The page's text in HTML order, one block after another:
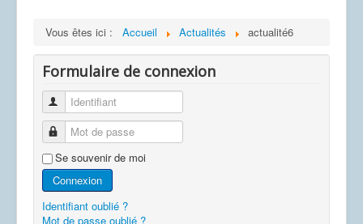
Vous êtes ici : Accueil Actualités actualité6
Formulaire de connexion
Identifiant
Mot de passe
Se souvenir de moi
Connexion
Identifiant oublié ?
Mot de passe oublié ?